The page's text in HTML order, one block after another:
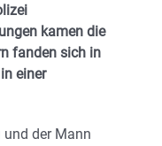
kamen die
fanden sich in
einer
und der Mann